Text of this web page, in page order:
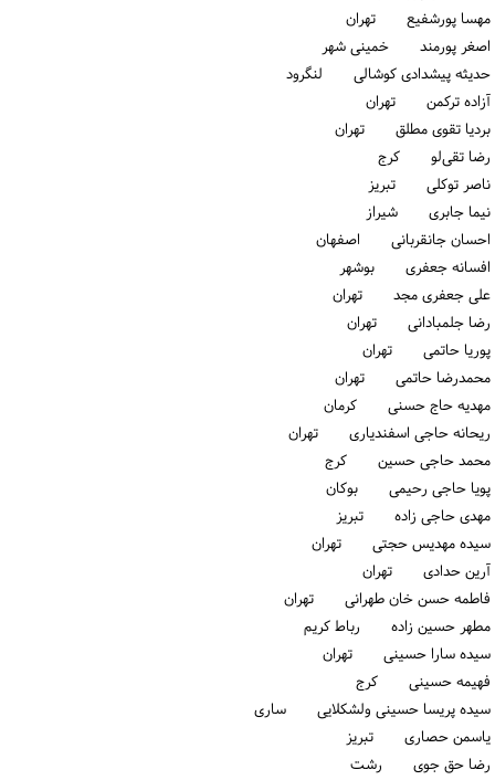
مهسا پورشفیع تهران
اصغر پورمند خمینی شهر
حدیثه پیشدادی کوشالی لنگرود
آزاده ترکمن تهران
بردیا تقوی مطلق تهران
رضا تقی‌لو كرج
ناصر توکلی تبریز
نیما جابری شیراز
احسان جانقربانی اصفهان
افسانه جعفری بوشهر
علی جعفری مجد تهران
رضا جلمبادانی تهران
پوریا حاتمی تهران
محمدرضا حاتمی تهران
مهدیه حاج حسنی كرمان
ریحانه حاجی اسفندیاری تهران
محمد حاجی حسین كرج
پویا حاجی رحیمی بوكان
مهدی حاجی زاده تبریز
سیده مهدیس حجتی تهران
آرین حدادی تهران
فاطمه حسن خان طهرانی تهران
مطهر حسین زاده رباط كریم
سیده سارا حسینی تهران
فهیمه حسینی كرج
سیده پریسا حسینی ولشکلایی ساری
یاسمن حصاری تبریز
رضا حق جوی رشت